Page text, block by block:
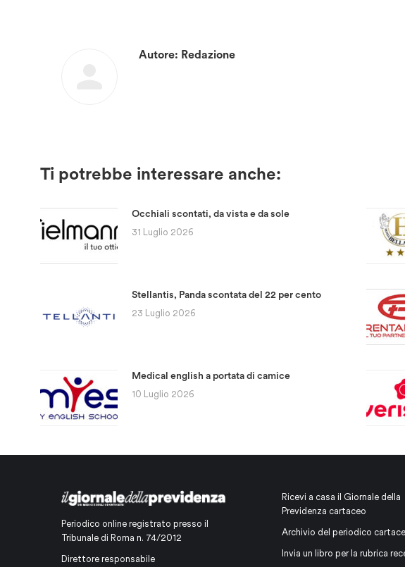
Autore: Redazione
Ti potrebbe interessare anche:
Occhiali scontati, da vista e da sole
31 Luglio 2026
Stellantis, Panda scontata del 22 per cento
23 Luglio 2026
Medical english a portata di camice
10 Luglio 2026
Periodico online registrato presso il
Tribunale di Roma n. 74/2012
Direttore responsabile
Ricevi a casa il Giornale della
Previdenza cartaceo
Archivio del periodico
Invia un libro per la rubrica